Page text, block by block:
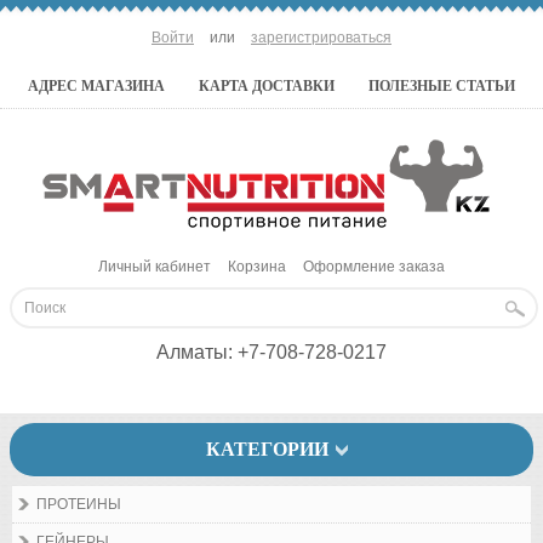
Войти или зарегистрироваться
АДРЕС МАГАЗИНА КАРТА ДОСТАВКИ ПОЛЕЗНЫЕ СТАТЬИ
Личный кабинет Корзина Оформление заказа
Алматы: +7-708-728-0217
КАТЕГОРИИ
ПРОТЕИНЫ